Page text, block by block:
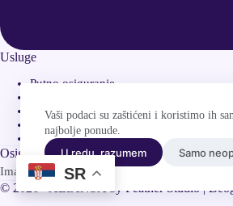
Vaši podaci su zaštićeni i koristimo ih
najbolje ponude.
U redu, razumem Samo
Usluge
Putno osiguranje
Osiguranje stana
Zdravstveno osiguranje
Biznis osiguranje
Osigurajte se pametnije
Imate pitanja ili vam je potreban savet pri
© 2026 - ALIANSA byFeather Studio |
SR